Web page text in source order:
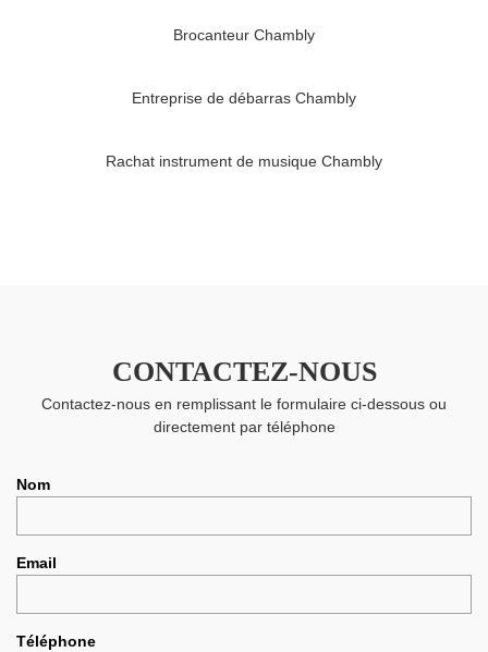
Brocanteur Chambly
Entreprise de débarras Chambly
Rachat instrument de musique Chambly
CONTACTEZ-NOUS
Contactez-nous en remplissant le formulaire ci-dessous ou
directement par téléphone
Nom
Email
Téléphone